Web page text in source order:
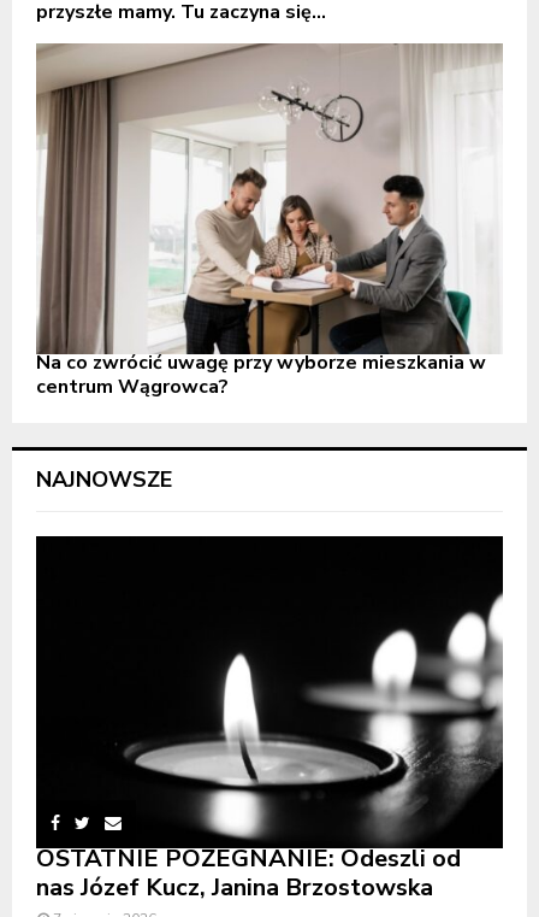
przyszłe mamy. Tu zaczyna się...
Na co zwrócić uwagę przy wyborze mieszkania w
centrum Wągrowca?
NAJNOWSZE
OSTATNIE POŻEGNANIE: Odeszli od
nas Józef Kucz, Janina Brzostowska